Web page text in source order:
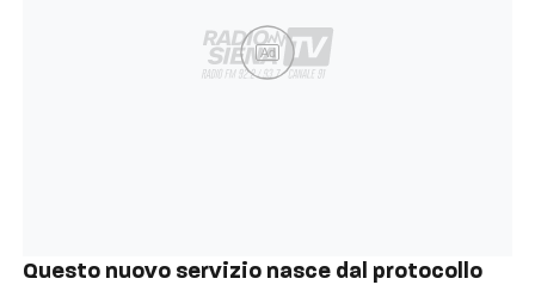
Ad
Questo nuovo servizio nasce dal protocollo